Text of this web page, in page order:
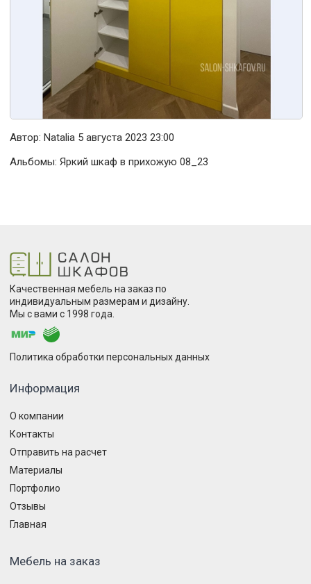
Автор: Natalia 5 августа 2023 23:00
Альбомы: Яркий шкаф в прихожую 08_23
Качественная мебель на заказ по
индивидуальным размерам и дизайну.
Мы с вами с 1998 года.
Политика обработки персональных данных
Информация
О компании
Контакты
Отправить на расчет
Материалы
Портфолио
Отзывы
Главная
Мебель на заказ